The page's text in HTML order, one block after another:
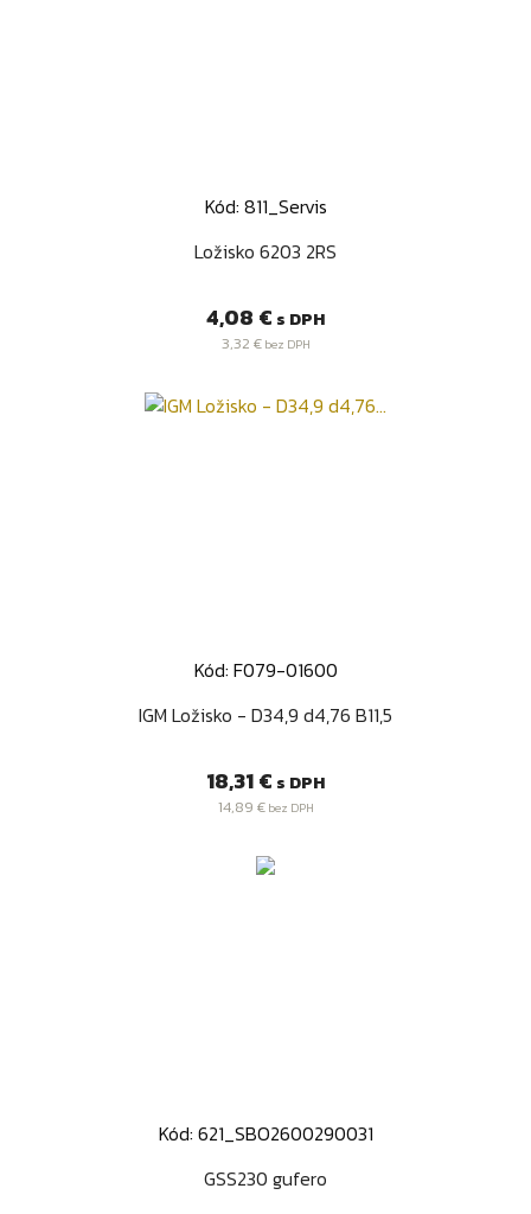
Kód: 811_Servis
Ložisko 6203 2RS
Cena
4,08 € s DPH
3,32 €bez DPH
Kód: F079-01600
IGM Ložisko - D34,9 d4,76 B11,5
Cena
18,31 € s DPH
14,89 €bez DPH
Kód: 621_SBO2600290031
GSS230 gufero